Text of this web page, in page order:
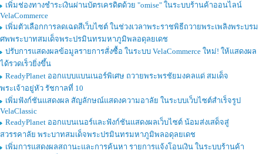
เพิ่มช่องทางชำระเงินผ่านบัตรเครดิตด้วย "omise" ในระบบร้านค้าออนไลน์
VelaCommerce
เพิ่มตัวเลือกการลดเฉดสีเว็บไซต์ ในช่วงเวลาพระราชพิธีถวายพระเพลิงพระบรม
ศพพระบาทสมเด็จพระปรมินทรมหาภูมิพลอดุลยเดช
ปรับการแสดงผลข้อมูลรายการสั่งซื้อ ในระบบ VelaCommerce ใหม่! ให้แสดงผล
ได้รวดเร็วยิ่งขึ้น
ReadyPlanet ออกแบบแบนเนอร์พิเศษ ถวายพระพรชัยมงคลแด่ สมเด็จ
พระเจ้าอยู่หัว รัชกาลที่ 10
เพิ่มฟังก์ชันแสดงผล สัญลักษณ์แสดงความอาลัย ในระบบเว็บไซต์สำเร็จรูป
VelaClassic
ReadyPlanet ออกแบนเนอร์และฟังก์ชันแสดงผลเว็บไซต์ น้อมส่งเสด็จสู่
สวรรคาลัย พระบาทสมเด็จพระปรมินทรมหาภูมิพลอดุลยเดช
เพิ่มการแสดงผลสถานะและการค้นหา รายการแจ้งโอนเงิน ในระบบร้านค้า